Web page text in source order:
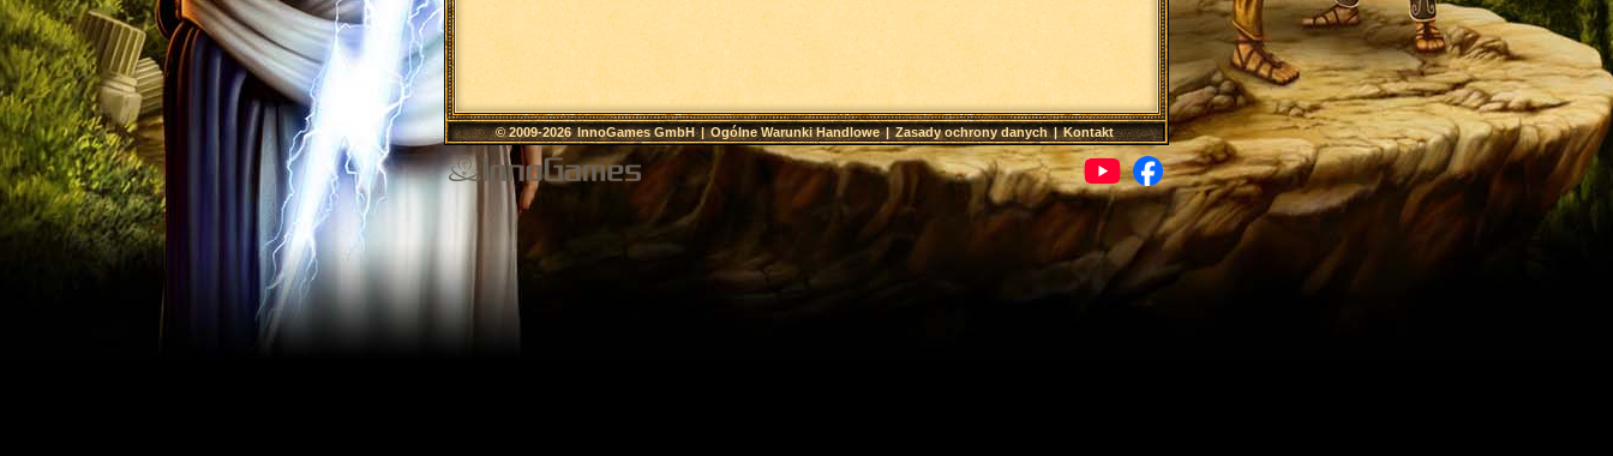
© 2009-2026InnoGames GmbH|Ogólne Warunki Handlowe|Zasady ochrony danych|Kontakt